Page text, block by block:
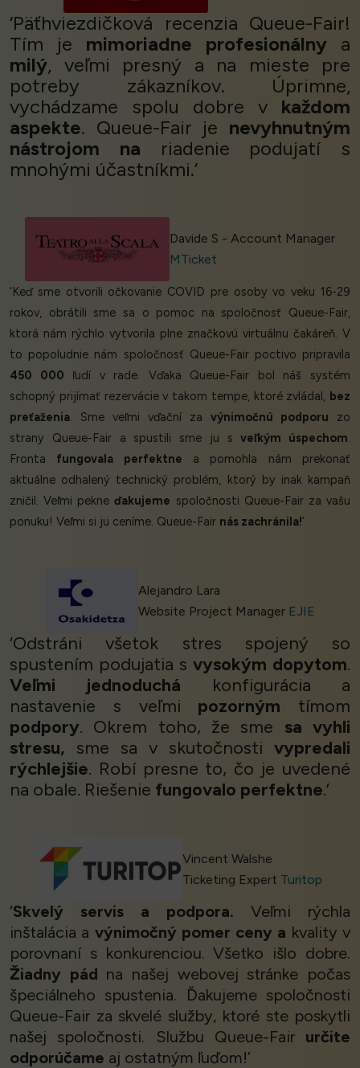
‘Päťhviezdičková recenzia Queue-Fair!
Tím je mimoriadne profesionálny a
milý, veľmi presný a na mieste pre
potreby zákazníkov. Úprimne,
vychádzame spolu dobre v každom
aspekte. Queue-Fair je nevyhnutným
nástrojom na riadenie podujatí s
mnohými účastníkmi.’
Davide S - Account Manager
MTicket
‘Keď sme otvorili očkovanie COVID pre osoby vo veku 16-29
rokov, obrátili sme sa o pomoc na spoločnosť Queue-Fair,
ktorá nám rýchlo vytvorila plne značkovú virtuálnu čakáreň. V
to popoludnie nám spoločnosť Queue-Fair poctivo pripravila
450 000 ľudí v rade. Vďaka Queue-Fair bol náš systém
schopný prijímať rezervácie v takom tempe, ktoré zvládal, bez
preťaženia. Sme veľmi vďační za výnimočnú podporu zo
strany Queue-Fair a spustili sme ju sveľkým úspechom.
Fronta fungovala perfektne a pomohla nám prekonať
aktuálne odhalený technický problém, ktorý by inak kampaň
zničil. Veľmi pekneďakujeme spoločnosti Queue-Fair za vašu
ponuku! Veľmi si ju ceníme. Queue-Fair nás zachránila!’
Alejandro Lara
Website Project Manager EJIE
‘Odstráni všetok stres spojený so
spustením podujatia s vysokým dopytom.
Veľmi jednoduchá konfigurácia a
nastavenie s veľmi pozorným tímom
podpory. Okrem toho, že sme sa vyhli
stresu, sme sa v skutočnosti vypredali
rýchlejšie. Robí presne to, čo je uvedené
na obale. Riešenie fungovalo perfektne.’
Vincent Walshe
Ticketing Expert Turitop
‘Skvelý servis a podpora. Veľmi rýchla
inštalácia a výnimočný pomer ceny a kvality v
porovnaní s konkurenciou. Všetko išlo dobre.
Žiadny pád na našej webovej stránke počas
špeciálneho spustenia. Ďakujeme spoločnosti
Queue-Fair za skvelé služby, ktoré ste poskytli
našej spoločnosti. Službu Queue-Fair určite
odporúčame aj ostatným ľuďom!’